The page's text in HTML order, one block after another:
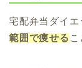
宅配弁当ダイエ
範囲で痩せる こ